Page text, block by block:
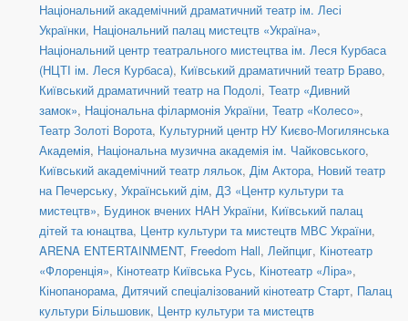
Національний академічний драматичний театр ім. Лесі
Українки, Національний палац мистецтв «Україна»,
Національний центр театрального мистецтва ім. Леся Курбаса
(НЦТІ ім. Леся Курбаса), Київський драматичний театр Браво,
Київський драматичний театр на Подолі, Театр «Дивний
замок», Національна філармонія України, Театр «Колесо»,
Театр Золоті Ворота, Культурний центр НУ Києво-Могилянська
Академія, Національна музична академія ім. Чайковського,
Київський академічний театр ляльок, Дім Актора, Новий театр
на Печерську, Український дім, ДЗ «Центр культури та
мистецтв», Будинок вчених НАН України, Київський палац
дітей та юнацтва, Центр культури та мистецтв МВС України,
ARENA ENTERTAINMENT, Freedom Hall, Лейпциг, Кінотеатр
«Флоренція», Кінотеатр Київська Русь, Кінотеатр «Ліра»,
Кінопанорама, Дитячий спеціалізований кінотеатр Старт, Палац
культури Більшовик, Центр культури та мистецтв